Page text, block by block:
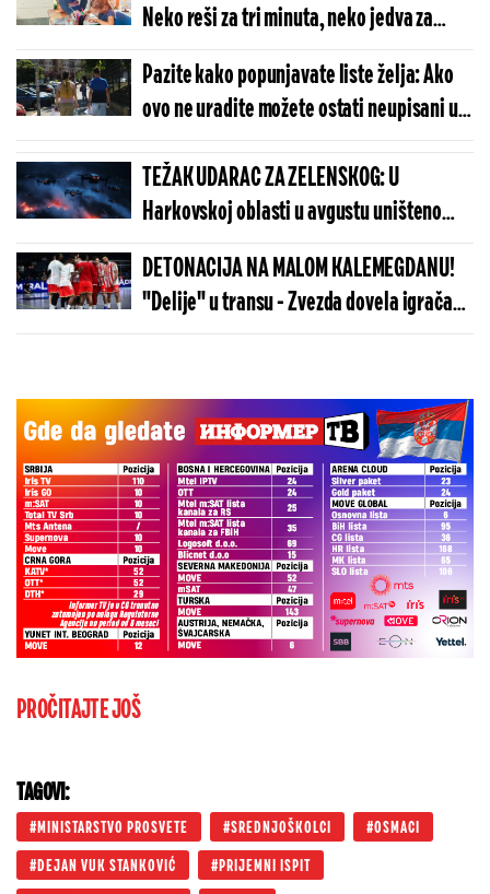
Neko reši za tri minuta, neko jedva za
čitav sat (FOTO)
Pazite kako popunjavate liste želja: Ako
ovo ne uradite možete ostati neupisani u
školu
TEŽAK UDARAC ZA ZELENSKOG: U
Harkovskoj oblasti u avgustu uništeno
više od 100 „baba jaga“
DETONACIJA NA MALOM KALEMEGDANU!
"Delije" u transu - Zvezda dovela igrača
Real Madrida!
PROČITAJTE JOŠ
TAGOVI:
MINISTARSTVO PROSVETE SREDNJOŠKOLCI OSMACI
DEJAN VUK STANKOVIĆ PRIJEMNI ISPIT